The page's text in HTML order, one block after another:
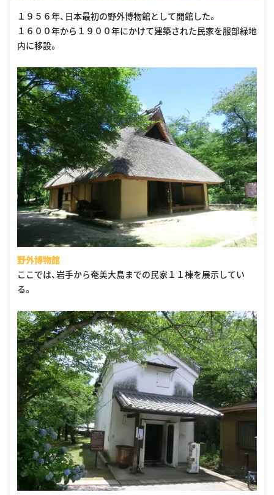
１９５６年、日本最初の野外博物館として開館した。
１６００年から１９００年にかけて建築された民家を服部緑地
内に移設。
野外博物館
ここでは、岩手から奄美大島までの民家１１棟を展示してい
る。